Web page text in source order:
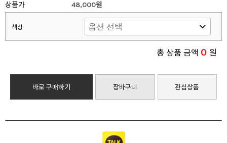
상품가 48,000원
색상
총 상품 금액 0 원
바로 구매하기 장바구니 관심상품